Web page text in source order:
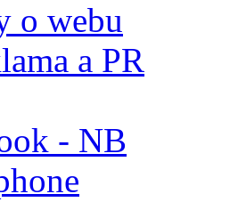
o webu
a PR
- NB